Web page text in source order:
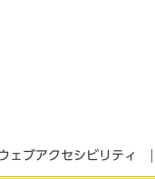
ェブアクセシビリティ